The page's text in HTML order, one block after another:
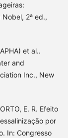
2ª ed.,
et al..
and
Inc., New
E. R. Efeito
por
In: Congresso